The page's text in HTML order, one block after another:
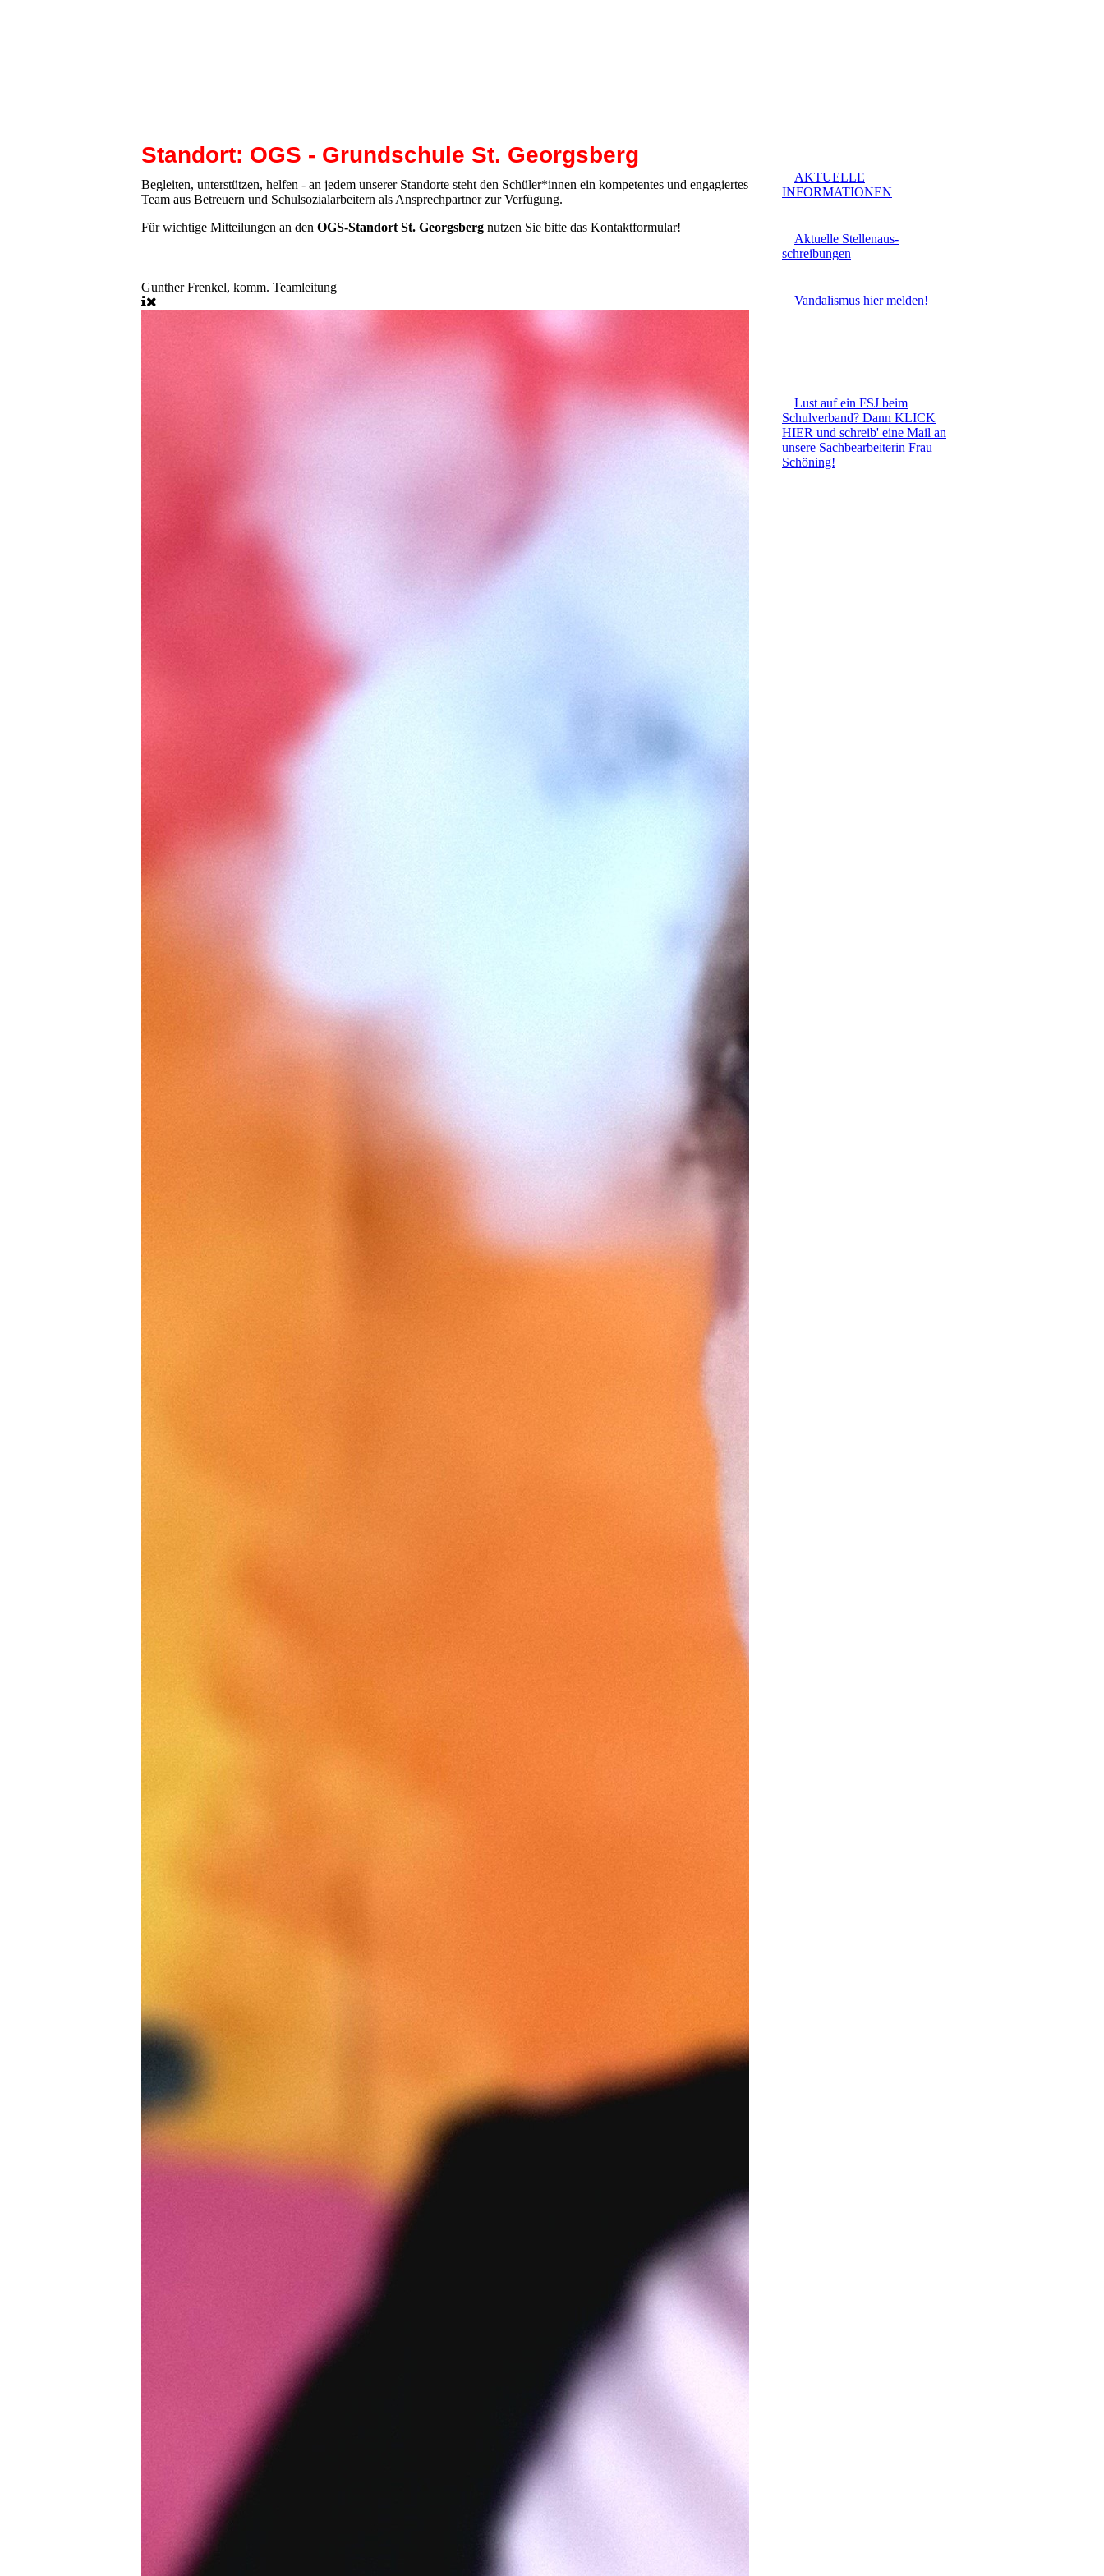
Standort: OGS - Grundschule St. Georgsberg
Begleiten, unterstützen, helfen - an jedem unserer Standorte steht den Schüler*innen ein kompetentes und engagiertes
Team aus Betreuern und Schulsozialarbeitern als Ansprechpartner zur Verfügung.
Für wichtige Mitteilungen an den OGS-Standort St. Georgsberg nutzen Sie bitte das Kontaktformular!
Gunther Frenkel, komm. Teamleitung
AKTUELLE
INFORMATIONEN
Aktuelle Stellenaus-
schreibungen
Vandalismus hier melden!
Lust auf ein FSJ beim
Schulverband? Dann KLICK
HIER und schreib' eine Mail an
unsere Sachbearbeiterin Frau
Schöning!